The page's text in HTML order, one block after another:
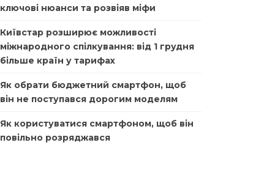
ключові нюанси та розвіяв міфи
Київстар розширює можливості
міжнародного спілкування: від 1 грудня
більше країн у тарифах
Як обрати бюджетний смартфон, щоб
він не поступався дорогим моделям
Як користуватися смартфоном, щоб він
повільно розряджався